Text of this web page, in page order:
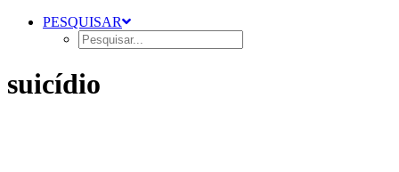
PESQUISAR
suicídio